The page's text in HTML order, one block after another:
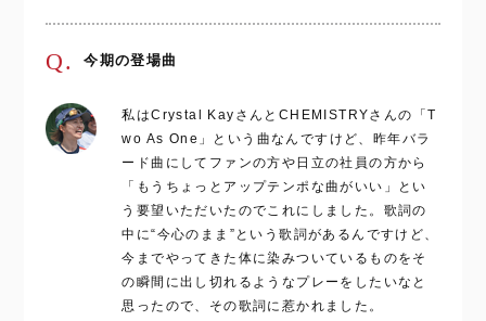
Q. 今期の登場曲
私はCrystal KayさんとCHEMISTRYさんの「T
wo As One」という曲なんですけど、昨年バラ
ード曲にしてファンの方や日立の社員の方から
「もうちょっとアップテンポな曲がいい」とい
う要望いただいたのでこれにしました。歌詞の
中に“今心のまま”という歌詞があるんですけど、
今までやってきた体に染みついているものをそ
の瞬間に出し切れるようなプレーをしたいなと
思ったので、その歌詞に惹かれました。